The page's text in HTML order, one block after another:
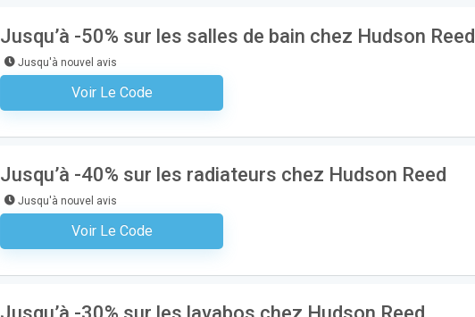
Jusqu’à -50% sur les salles de bain chez Hudson Reed
Jusqu'à nouvel avis
Voir Le Code
Aucun Code N'est Nécessaire
Jusqu’à -40% sur les radiateurs chez Hudson Reed
Jusqu'à nouvel avis
Voir Le Code
Aucun Code N'est Nécessaire